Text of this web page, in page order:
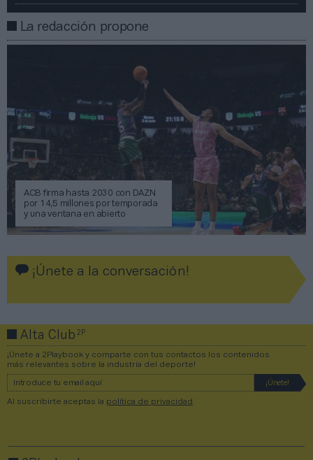
La redacción propone
ACB firma hasta 2030 con DAZN
por 14,5 millones por temporada
y una ventana en abierto
¡Únete a la conversación!
Alta Club2P
¡Únete a 2Playbook y comparte con tus contactos los contenidos
más relevantes sobre la industria del deporte!
Al suscribirte aceptas la política de privacidad .